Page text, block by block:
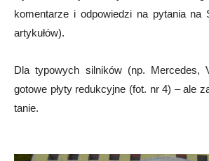
komentarze i odpowiedzi na pytania na
artykułów).
Dla typowych silników (np. Mercedes,
gotowe płyty redukcyjne (fot. nr 4) – ale
tanie.